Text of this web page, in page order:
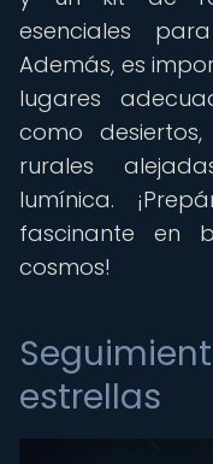
esenciales
Además, es
lugares
como
rurales
lumínica.
fascinante en
cosmos!
estrellas